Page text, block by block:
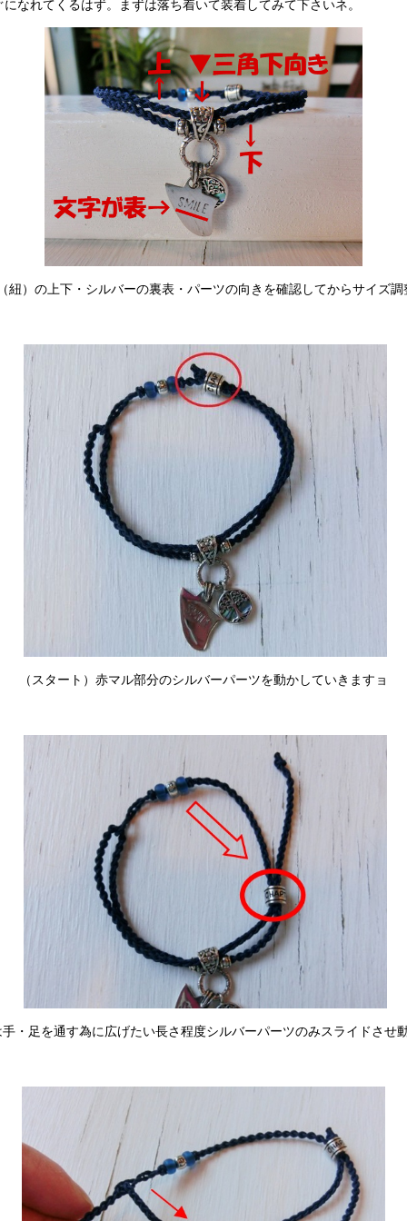
なれてくるはず。まずは落ち着いて装着してみて下さいネ。
紐）の上下・シルバーの裏表・パーツの向きを確認してからサイズ
（スタート）赤マル部分のシルバーパーツを動かしていきますョ
・足を通す為に広げたい長さ程度シルバーパーツのみスライドさせ